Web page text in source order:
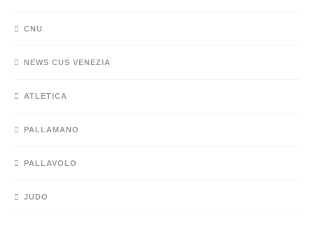
CNU
NEWS CUS VENEZIA
ATLETICA
PALLAMANO
PALLAVOLO
JUDO